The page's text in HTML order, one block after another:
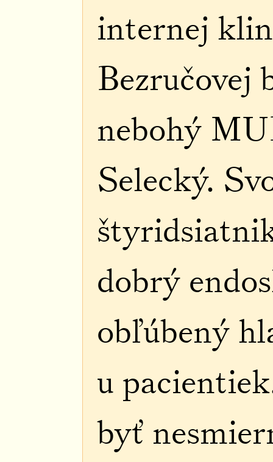
internej
Bezručovej
nebohý
Selecký.
dobrý
obľúbený
u
byť